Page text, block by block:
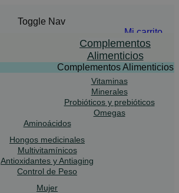
Toggle Nav
Mi carrito
Complementos
Alimenticios
Complementos Alimenticios
Vitaminas
Minerales
Probióticos y prebióticos
Omegas
Aminoácidos
Hongos medicinales
Multivitamínicos
Antioxidantes y Antiaging
Control de Peso
Mujer